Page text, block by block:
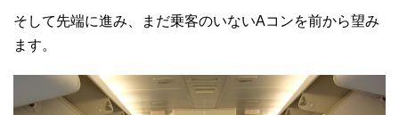
そして先端に進み、まだ乗客のいないAコンを前から望み
ます。